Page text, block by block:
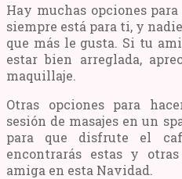
Hay muchas opciones
siempre está para ti, y
que más le gusta. Si tu
estar bien arreglada,
maquillaje.
Otras opciones para
sesión de masajes en un
para que disfrute el
encontrarás estas y
amiga en esta Navidad.